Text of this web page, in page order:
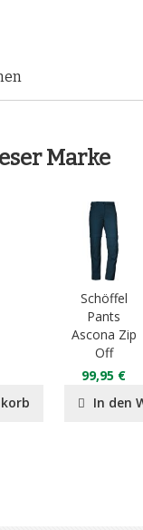
Marke
Schöffel
Pants
Ascona Zip
Off
99,95 €
In den